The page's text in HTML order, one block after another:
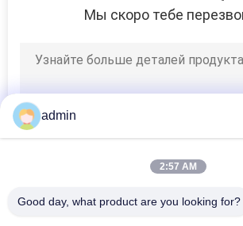
Мы скоро тебе
admin
2:57 AM
Good day, what product are you looking for?